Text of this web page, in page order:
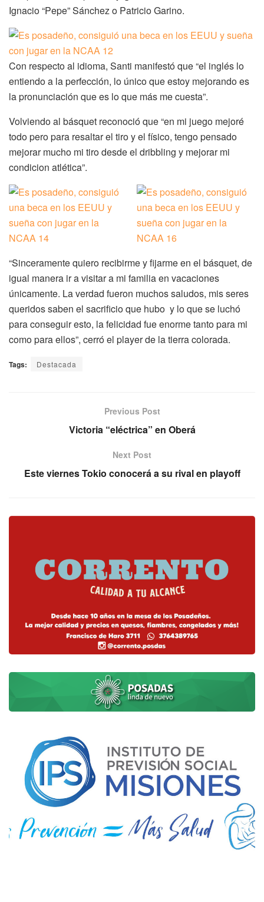
Ignacio “Pepe” Sánchez o Patricio Garino.
Con respecto al idioma, Santi manifestó que “el inglés lo
entiendo a la perfección, lo único que estoy mejorando es
la pronunciación que es lo que más me cuesta”.
Volviendo al básquet reconoció que “en mi juego mejoré
todo pero para resaltar el tiro y el físico, tengo pensado
mejorar mucho mi tiro desde el dribbling y mejorar mi
condicion atlética”.
“Sinceramente quiero recibirme y fijarme en el básquet, de
igual manera ir a visitar a mi familia en vacaciones
únicamente. La verdad fueron muchos saludos, mis seres
queridos saben el sacrificio que hubo y lo que se luchó
para conseguir esto, la felicidad fue enorme tanto para mi
como para ellos”, cerró el player de la tierra colorada.
Tags: Destacada
Previous Post
Victoria “eléctrica” en Oberá
Next Post
Este viernes Tokio conocerá a su rival en playoff